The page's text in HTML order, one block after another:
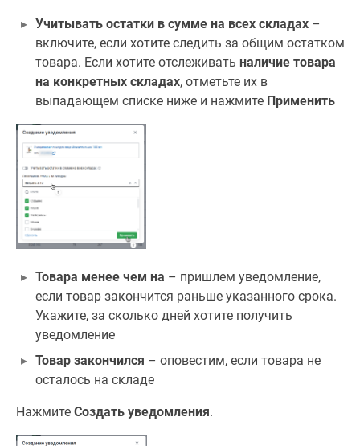
Учитывать остатки в сумме на всех складах –
включите, если хотите следить за общим остатком
товара. Если хотите отслеживать наличие товара
на конкретных складах, отметьте их в
выпадающем списке ниже и нажмите Применить
Товара менее чем на – пришлем уведомление,
если товар закончится раньше указанного срока.
Укажите, за сколько дней хотите получить
уведомление
Товар закончился – оповестим, если товара не
осталось на складе
Нажмите Создать уведомления.